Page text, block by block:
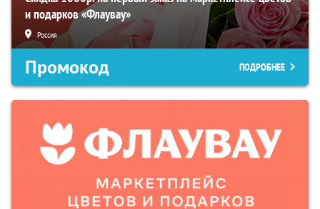
и подарков «Флаувау»
Россия
Промокод ПОДРОБНЕЕ